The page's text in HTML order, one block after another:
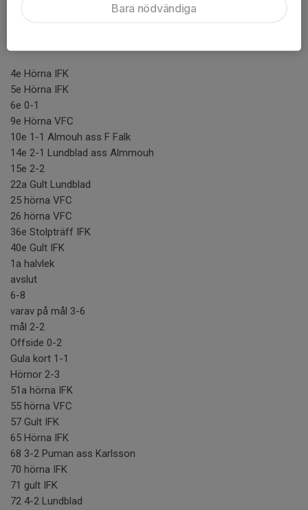
4e Hörna IFK
5e Hörna IFK
6e 0-1
9e Hörna VFC
10e 1-1 Almouh ass F Falk
14e 2-1 Lundblad ass Almmouh
15e 2-2
22a Gult Lundblad
25 hörna VFC
26 hörna VFC
36e Stolpträff IFK
40e Gult IFK
1a halvlek
avslut
6-8
varav på mål 3-6
mål 2-2
Offside 0-2
Gula kort 1-1
Hörnor 2-3
51a hörna IFK
55 hörna VFC
57 Gult IFK
65 Hörna IFK
68 3-2 Puman ass Karlsson
70 hörna IFK
71 gult IFK
72 4-2 Lundblad
Bara nödvändiga